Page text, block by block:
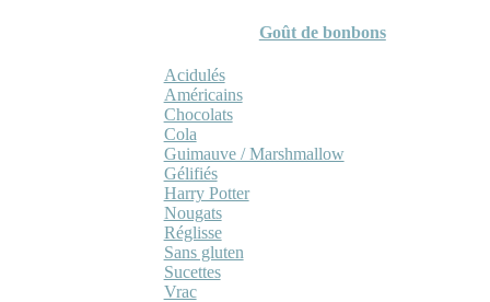
Goût de bonbons
Acidulés
Américains
Chocolats
Cola
Guimauve / Marshmallow
Gélifiés
Harry Potter
Nougats
Réglisse
Sans gluten
Sucettes
Vrac